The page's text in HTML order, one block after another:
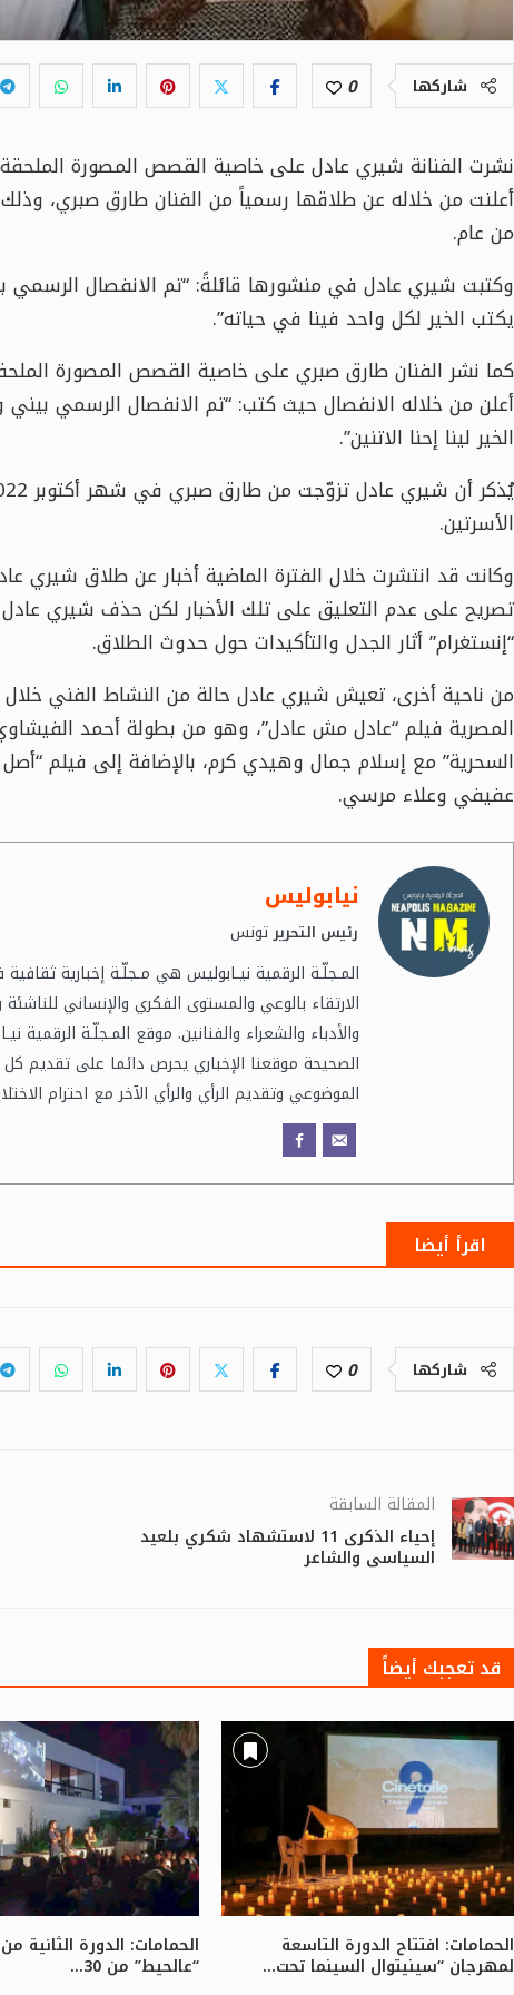
شاركها 0
نشرت الفنانة شيري عادل على خاصية القصص المصورة
أعلنت من خلاله عن طلاقها رسمياً من الفنان طارق صبري، وذلك
من عام.
وكتبت شيري عادل في منشورها قائلةً: “تم الانفصال الرسمي
يكتب الخير لكل واحد فينا في حياته”.
كما نشر الفنان طارق صبري على خاصية القصص المصورة
أعلن من خلاله الانفصال حيث كتب: “تم الانفصال الرسمي بيني
الخير لينا إحنا الاتنين”.
الأسرتين.
وكانت قد انتشرت خلال الفترة الماضية أخبار عن طلاق شيري
تصريح على عدم التعليق على تلك الأخبار لكن حذف شيري
“إنستغرام” أثار الجدل والتأكيدات حول حدوث الطلاق.
من ناحية أخرى، تعيش شيري عادل حالة من النشاط الفني خلال
المصرية فيلم “عادل مش عادل”، وهو من بطولة أحمد
السحرية” مع إسلام جمال وهيدي كرم، بالإضافة إلى فيلم
عفيفي وعلاء مرسي.
نيابوليس
رئيس التحريرتونس
المـجلّـة الرقمية نيـابوليس هي مـجلّـة إخبارية
الارتقاء بالوعي والمستوى الفكري والإنساني
والأدباء والشعراء والفنانين. موقع المـجلّـة الرقمية
الصحيحة موقعنا الإخباري يحرص دائما على تقديم
الموضوعي وتقديم الرأي والرأي الآخر مع احترام
اقرأ أيضا
شاركها 0
المقالة السابقة
إحياء الذكرى 11 لاستشهاد شكري بلعيد
السياسي والشاعر
قد تعجبك أيضاً
الحمامات: افتتاح الدورة التاسعة
لمهرجان “سينيتوال السينما تحت...
الحمامات: الدورة الثانية
“عالحيط” من 30...